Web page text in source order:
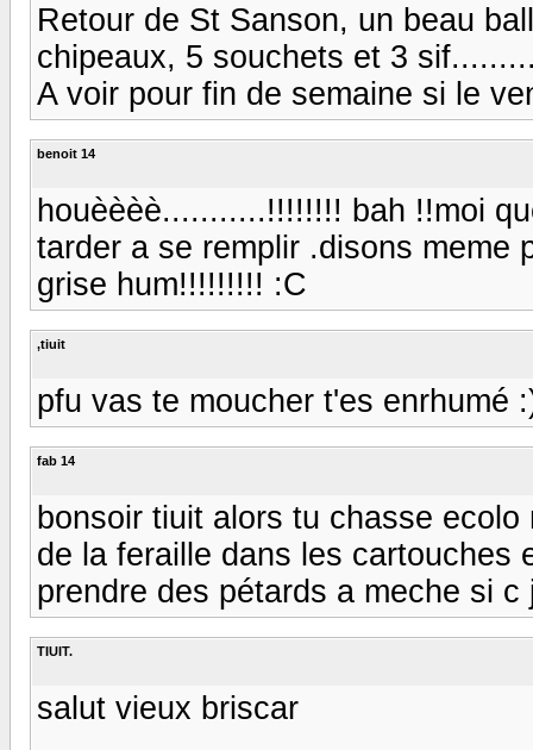
Retour de St Sanson, un beau
chipeaux, 5 souchets et 3
A voir pour fin de semaine si le
benoit 14
houèèèè...........!!!!!!!! bah !!moi
tarder a se remplir .disons meme
grise hum!!!!!!!!! :C
,tiuit
pfu vas te moucher t'es enrhumé
fab 14
bonsoir tiuit alors tu chasse
de la feraille dans les cartouches
prendre des pétards a meche si
TIUIT.
salut vieux briscar